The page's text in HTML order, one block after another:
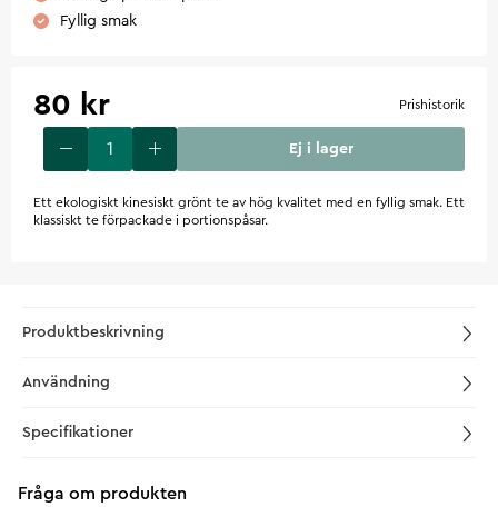
Fyllig smak
80 kr Prishistorik
Ej i lager
Ett ekologiskt kinesiskt grönt te av hög kvalitet med en fyllig smak. Ett
klassiskt te förpackade i portionspåsar.
Produktbeskrivning
Användning
Specifikationer
Fråga om produkten